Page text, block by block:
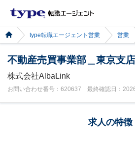
type転職エージェント営業 営業
不動産売買事業部＿東京支
株式会社AlbaLink
お問い合わせ番号：620637 最終確認日：
求人の特徴